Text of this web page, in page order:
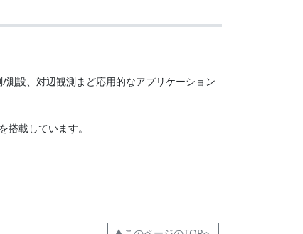
設、対辺観測まど応用的なアプリケーション
載しています。